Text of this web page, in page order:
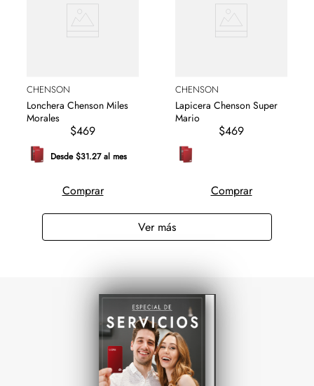
CHENSON
Lonchera Chenson Miles
Morales
$469
Desde $31.27 al mes
Comprar
CHENSON
Lapicera Chenson Super
Mario
$469
Comprar